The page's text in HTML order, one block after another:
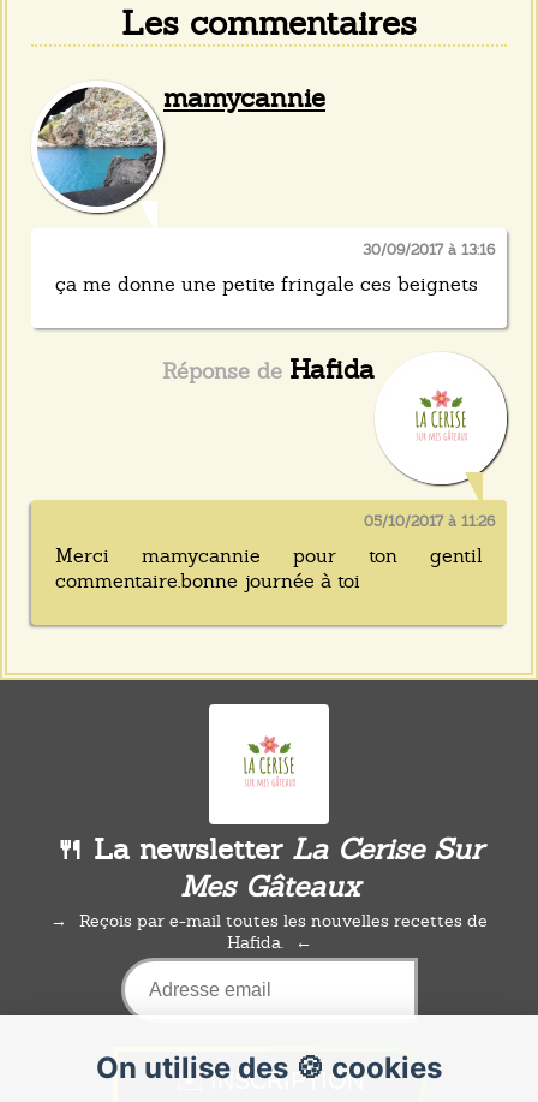
Les commentaires
mamycannie
30/09/2017 à 13:16
ça me donne une petite fringale ces beignets
Hafida
05/10/2017 à 11:26
Merci mamycannie pour ton gentil
commentaire.bonne journée à toi
On utilise des 🍪 cookies
🍴 La newsletter La Cerise Sur
Mes Gâteaux
Reçois par e-mail toutes les nouvelles recettes de
Hafida.